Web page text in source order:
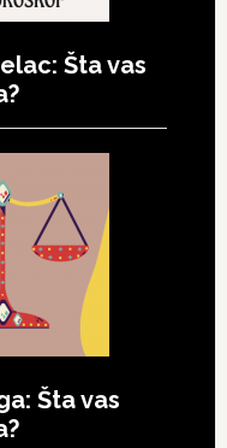
Šta vas
Šta vas